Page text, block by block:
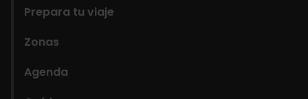
Prepara tu viaje
Zonas
Agenda